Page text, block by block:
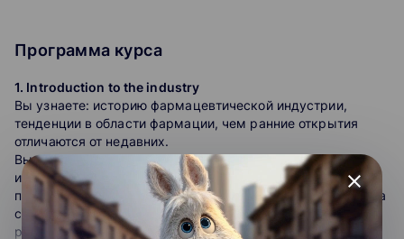
самостоятельное обучение с помощью современных
сервисов.
Чтобы занятия английским были по-настоящему
эффективными и наши ученики могли погрузиться в
настоящую языковую среду, мы разработали целую
экосистему сервисов.
Экосистема Skyeng анализирует действия ученика,
отслеживает его ошибки, строит персональную
образовательную траекторию, поддерживает и
Программа курса
1. Introduction to the industry
Вы узнаете: историю фармацевтической индустрии,
тенденции в области фармации, чем ранние открытия
отличаются от недавних.
Вы научитесь: обсуждать прошлое и настоящее
индустрии, говорить датами и цифрами, читать
профессиональные тексты, воспринимать информацию на
слух, обсуждать основных игроков рынка и тонкости
работы в разных отделах фармкомпаний, проходить
close